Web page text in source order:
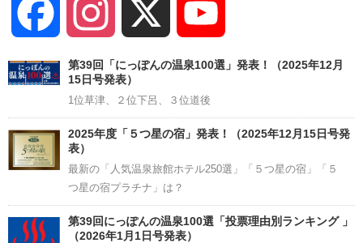
Facebook Instagram
Channel
第39回「にっぽんの温泉100選」発表！（2025年12月
15日号発表）
1位草津、２位下呂、３位道後
2025年度「５つ星の宿」発表！（2025年12月15日号発
表）
最新の「人気温泉旅館ホテル250選」「５つ星の宿」「５
つ星の宿プラチナ」は？
第39回にっぽんの温泉100選「投票理由別ランキング 」
（2026年1月1日号発表）